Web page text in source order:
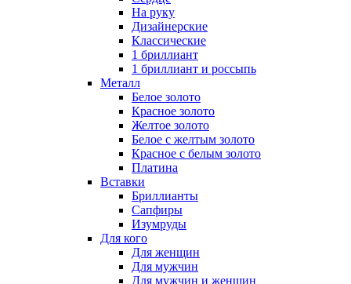
На руку
Дизайнерские
Классические
1 бриллиант
1 бриллиант и россыпь
Металл
Белое золото
Красное золото
Желтое золото
Белое с желтым золото
Красное с белым золото
Платина
Вставки
Бриллианты
Сапфиры
Изумруды
Для кого
Для женщин
Для мужчин
Для мужчин и женщин